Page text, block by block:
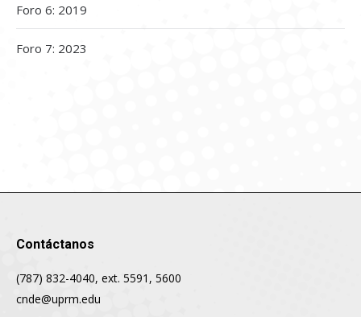
Foro 6: 2019
Foro 7: 2023
Contáctanos
(787) 832-4040, ext. 5591, 5600
cnde@uprm.edu